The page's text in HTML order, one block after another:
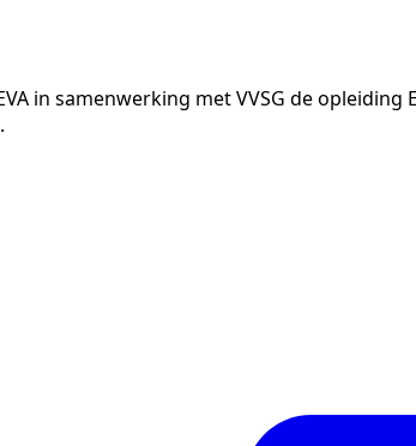
in samenwerking met VVSG de
.